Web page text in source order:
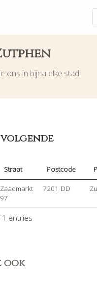
ons in bijna elke stad!
Straat Postcode
Zaadmarkt
97
7201 DD
1 entries
ook